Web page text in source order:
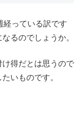
経っている訳です
るのでしょうか。
得だとは思うので
いものです。